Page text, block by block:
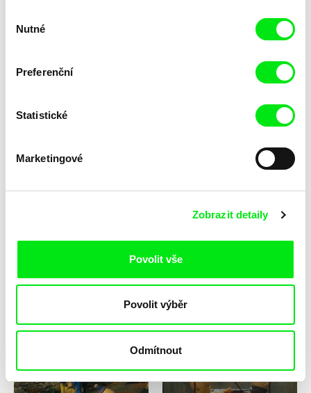
souhlasu
Nutné
Preferenční
Statistické
Marketingové
Zobrazit detaily
Povolit vše
Povolit výběr
Odmítnout
Lubomír Beneš